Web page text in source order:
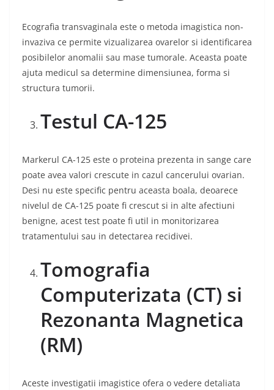
Ecografia transvaginala este o metoda imagistica non-
invaziva ce permite vizualizarea ovarelor si identificarea
posibilelor anomalii sau mase tumorale. Aceasta poate
ajuta medicul sa determine dimensiunea, forma si
structura tumorii.
Testul CA-125
Markerul CA-125 este o proteina prezenta in sange care
poate avea valori crescute in cazul cancerului ovarian.
Desi nu este specific pentru aceasta boala, deoarece
nivelul de CA-125 poate fi crescut si in alte afectiuni
benigne, acest test poate fi util in monitorizarea
tratamentului sau in detectarea recidivei.
Tomografia
Computerizata (CT) si
Rezonanta Magnetica
(RM)
Aceste investigatii imagistice ofera o vedere detaliata